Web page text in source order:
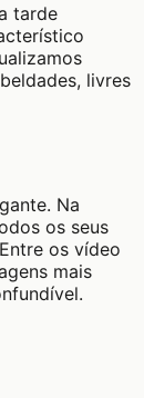
tarde
livres
Na
os seus
os vídeo
mais